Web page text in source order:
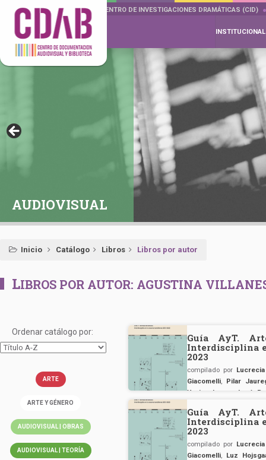
DOCUMENTA DRAMÁTICAS CENTRO DE INVESTIGACIONES DRAMÁTICAS (CID)
INSTITUCIONAL
AUDIOVISUAL
Inicio Catálogo Libros Libros por autor
LIBROS POR AUTOR: AGUSTINA
Ordenar catálogo por:
ARTE
ARTE Y GÉNERO
AUDIOVISUAL | OBRAS
AUDIOVISUAL | TEORÍA
Guía AyT.
Interdisciplina
2023
compilado por
Giacomelli, Pilar
Yanina Jensen
Lucía
Guía AyT.
Interdisciplina
2023
compilado por
Giacomelli, Luz